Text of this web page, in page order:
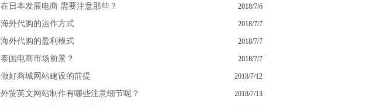
在日本发展电商 需要注意那些？ 2018/7/6
海外代购的运作方式 2018/7/7
海外代购的盈利模式 2018/7/7
泰国电商市场前景？ 2018/7/7
做好商城网站建设的前提 2018/7/12
外贸英文网站制作有哪些注意细节呢？ 2018/7/13